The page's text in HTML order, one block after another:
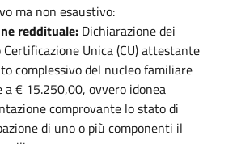
ma non esaustivo:
reddituale: Dichiarazione dei
Unica (CU) attestante
complessivo del nucleo familiare
a € 15.250,00, ovvero idonea
comprovante lo stato di
di uno o più componenti il